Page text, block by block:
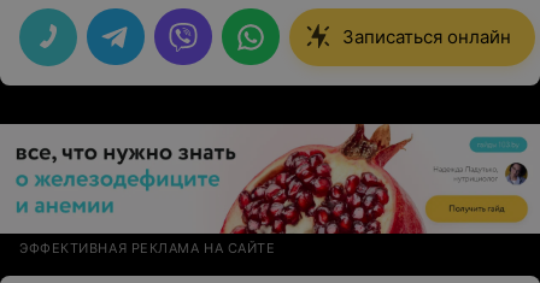
образом, хоть и было для меня далеко, но получила
то, что хотела! Ушла очень довольной)
Записаться онлайн
ЭФФЕКТИВНАЯ РЕКЛАМА НА САЙТЕ